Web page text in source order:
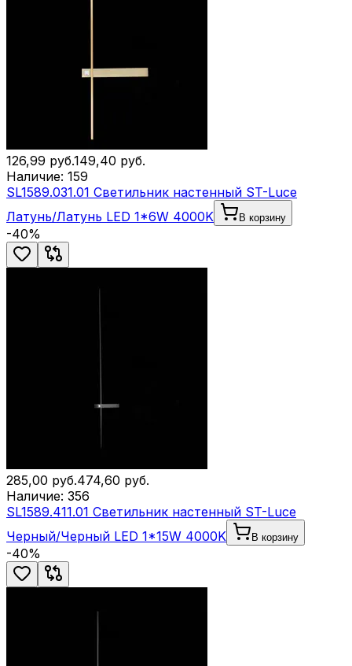
126,99 руб.149,40 руб.
Наличие: 159
SL1589.031.01 Светильник настенный ST-Luce
Латунь/Латунь LED 1*6W 4000K
В корзину
-40%
285,00 руб.474,60 руб.
Наличие: 356
SL1589.411.01 Светильник настенный ST-Luce
Черный/Черный LED 1*15W 4000K
В корзину
-40%